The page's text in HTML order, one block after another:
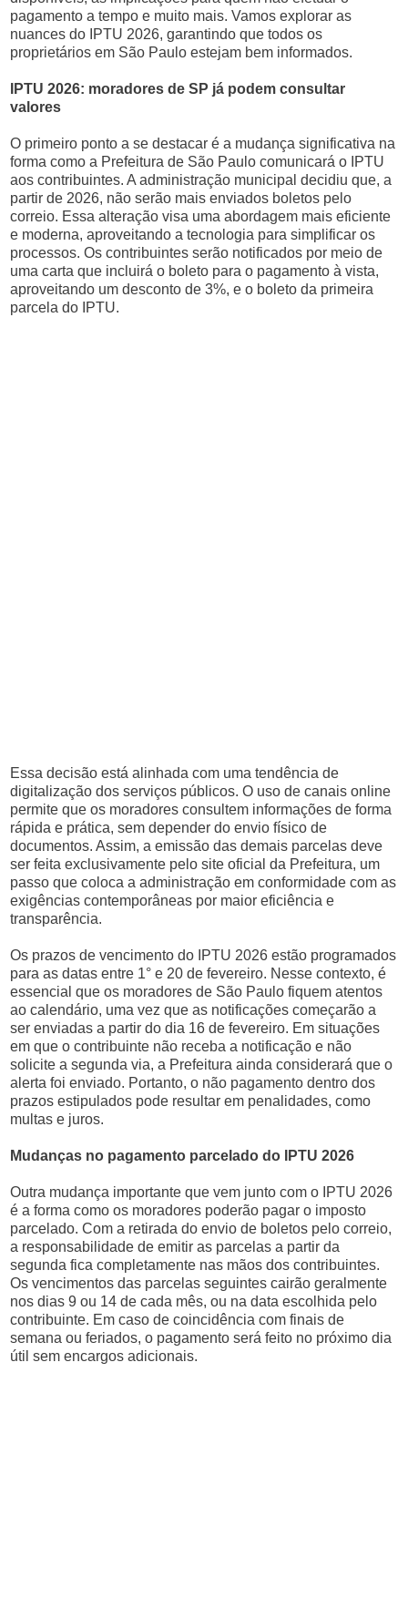
pagamento a tempo e muito mais. Vamos explorar as
nuances do IPTU 2026, garantindo que todos os
proprietários em São Paulo estejam bem informados.
IPTU 2026: moradores de SP já podem consultar
valores
O primeiro ponto a se destacar é a mudança significativa na
forma como a Prefeitura de São Paulo comunicará o IPTU
aos contribuintes. A administração municipal decidiu que, a
partir de 2026, não serão mais enviados boletos pelo
correio. Essa alteração visa uma abordagem mais eficiente
e moderna, aproveitando a tecnologia para simplificar os
processos. Os contribuintes serão notificados por meio de
uma carta que incluirá o boleto para o pagamento à vista,
aproveitando um desconto de 3%, e o boleto da primeira
parcela do IPTU.
Essa decisão está alinhada com uma tendência de
digitalização dos serviços públicos. O uso de canais online
permite que os moradores consultem informações de forma
rápida e prática, sem depender do envio físico de
documentos. Assim, a emissão das demais parcelas deve
ser feita exclusivamente pelo site oficial da Prefeitura, um
passo que coloca a administração em conformidade com as
exigências contemporâneas por maior eficiência e
transparência.
Os prazos de vencimento do IPTU 2026 estão programados
para as datas entre 1° e 20 de fevereiro. Nesse contexto, é
essencial que os moradores de São Paulo fiquem atentos
ao calendário, uma vez que as notificações começarão a
ser enviadas a partir do dia 16 de fevereiro. Em situações
em que o contribuinte não receba a notificação e não
solicite a segunda via, a Prefeitura ainda considerará que o
alerta foi enviado. Portanto, o não pagamento dentro dos
prazos estipulados pode resultar em penalidades, como
multas e juros.
Mudanças no pagamento parcelado do IPTU 2026
Outra mudança importante que vem junto com o IPTU 2026
é a forma como os moradores poderão pagar o imposto
parcelado. Com a retirada do envio de boletos pelo correio,
a responsabilidade de emitir as parcelas a partir da
segunda fica completamente nas mãos dos contribuintes.
Os vencimentos das parcelas seguintes cairão geralmente
nos dias 9 ou 14 de cada mês, ou na data escolhida pelo
contribuinte. Em caso de coincidência com finais de
semana ou feriados, o pagamento será feito no próximo dia
útil sem encargos adicionais.